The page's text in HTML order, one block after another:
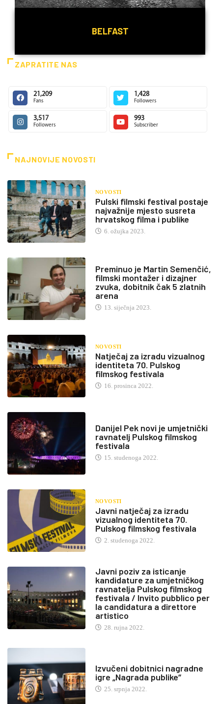
BELFAST
Detaljnije
ZAPRATITE NAS
21,209
Fans
1,428
Followers
3,517
Followers
993
Subscriber
NAJNOVIJE NOVOSTI
NOVOSTI
Pulski filmski festival postaje
najvažnije mjesto susreta
hrvatskog filma i publike
6. ožujka 2023.
Preminuo je Martin Semenčić,
filmski montažer i dizajner
zvuka, dobitnik čak 5 zlatnih
arena
13. siječnja 2023.
NOVOSTI
Natječaj za izradu vizualnog
identiteta 70. Pulskog
filmskog festivala
16. prosinca 2022.
Danijel Pek novi je umjetnički
ravnatelj Pulskog filmskog
festivala
15. studenoga 2022.
NOVOSTI
Javni natječaj za izradu
vizualnog identiteta 70.
Pulskog filmskog festivala
2. studenoga 2022.
Javni poziv za isticanje
kandidature za umjetničkog
ravnatelja Pulskog filmskog
festivala / Invito pubblico per
la candidatura a direttore
artistico
28. rujna 2022.
Izvučeni dobitnici nagradne
igre „Nagrada publike“
25. srpnja 2022.